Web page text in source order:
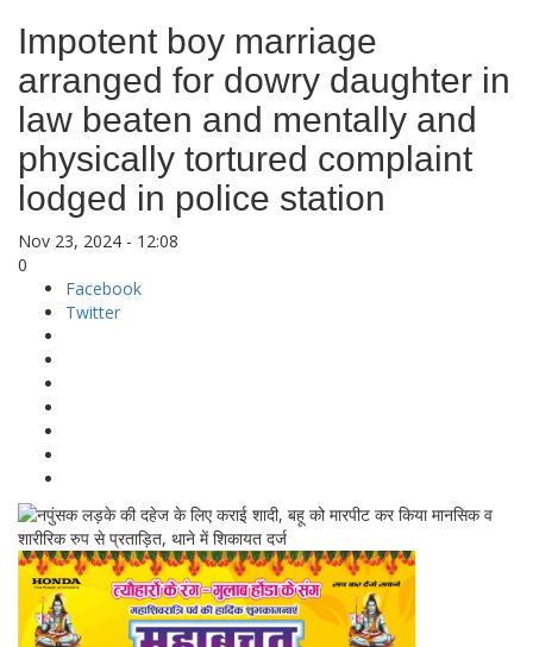
Impotent boy marriage
arranged for dowry daughter in
law beaten and mentally and
physically tortured complaint
lodged in police station
Nov 23, 2024 - 12:08
0
Facebook
Twitter